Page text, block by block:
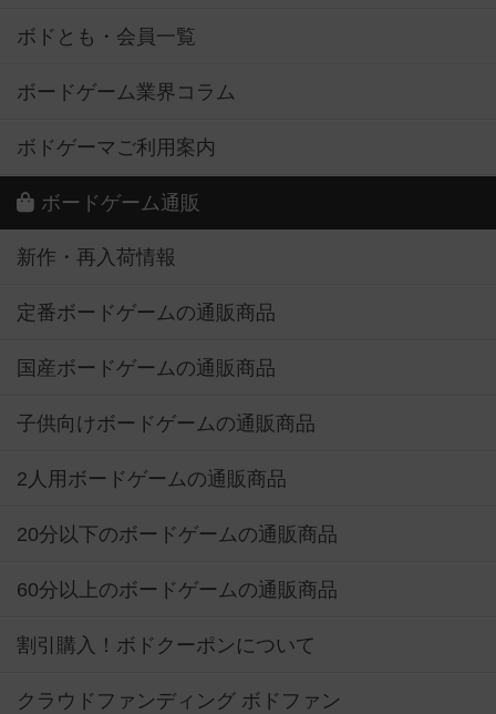
ボドとも・会員一覧
ボードゲーム業界コラム
ボドゲーマご利用案内
ボードゲーム通販
新作・再入荷情報
定番ボードゲームの通販商品
国産ボードゲームの通販商品
子供向けボードゲームの通販商品
2人用ボードゲームの通販商品
20分以下のボードゲームの通販商品
60分以上のボードゲームの通販商品
割引購入！ボドクーポンについて
クラウドファンディング ボドファン